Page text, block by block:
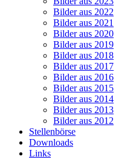
Bilder aus 2022
Bilder aus 2021
Bilder aus 2020
Bilder aus 2019
Bilder aus 2018
Bilder aus 2017
Bilder aus 2016
Bilder aus 2015
Bilder aus 2014
Bilder aus 2013
Bilder aus 2012
Stellenbörse
Downloads
Links